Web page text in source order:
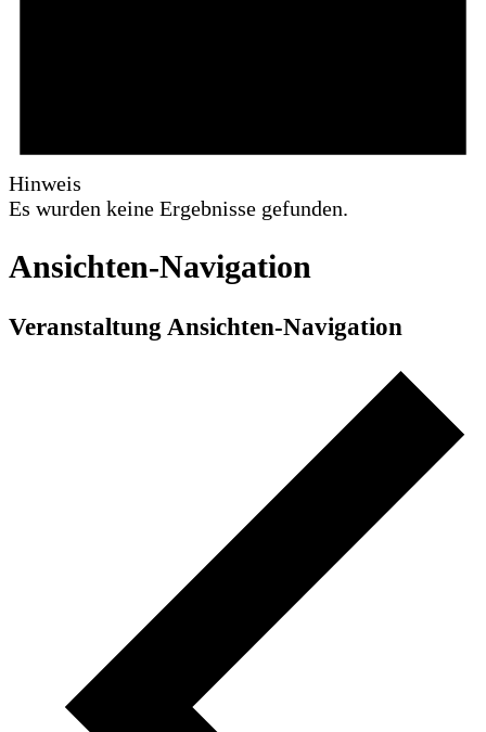
Hinweis
Es wurden keine Ergebnisse gefunden.
Ansichten-Navigation
Veranstaltung Ansichten-Navigation